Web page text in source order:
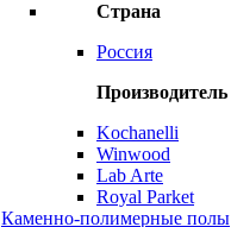
Страна
Россия
Производитель
Kochanelli
Winwood
Lab Arte
Royal Parket
Каменно-полимерные полы